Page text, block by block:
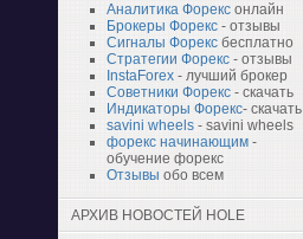
Аналитика Форекс онлайн
Брокеры Форекс - отзывы
Сигналы Форекс бесплатно
Стратегии Форекс - отзывы
InstaForex - лучший брокер
Советники Форекс - скачать
Индикаторы Форекс- скачать
savini wheels - savini wheels
форекс начинающим -
обучение форекс
Отзывы обо всем
АРХИВ НОВОСТЕЙ HOLE